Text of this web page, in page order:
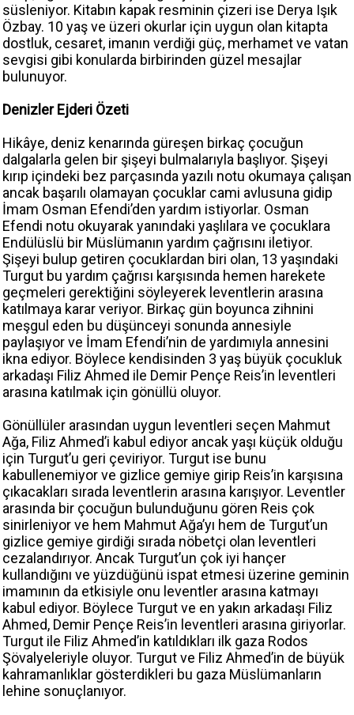
süsleniyor. Kitabın kapak resminin çizeri ise Derya Işık
Özbay. 10 yaş ve üzeri okurlar için uygun olan kitapta
dostluk, cesaret, imanın verdiği güç, merhamet ve vatan
sevgisi gibi konularda birbirinden güzel mesajlar
bulunuyor.
Denizler Ejderi Özeti
Hikâye, deniz kenarında güreşen birkaç çocuğun
dalgalarla gelen bir şişeyi bulmalarıyla başlıyor. Şişeyi
kırıp içindeki bez parçasında yazılı notu okumaya çalışan
ancak başarılı olamayan çocuklar cami avlusuna gidip
İmam Osman Efendi’den yardım istiyorlar. Osman
Efendi notu okuyarak yanındaki yaşlılara ve çocuklara
Endülüslü bir Müslümanın yardım çağrısını iletiyor.
Şişeyi bulup getiren çocuklardan biri olan, 13 yaşındaki
Turgut bu yardım çağrısı karşısında hemen harekete
geçmeleri gerektiğini söyleyerek leventlerin arasına
katılmaya karar veriyor. Birkaç gün boyunca zihnini
meşgul eden bu düşünceyi sonunda annesiyle
paylaşıyor ve İmam Efendi’nin de yardımıyla annesini
ikna ediyor. Böylece kendisinden 3 yaş büyük çocukluk
arkadaşı Filiz Ahmed ile Demir Pençe Reis’in leventleri
arasına katılmak için gönüllü oluyor.
Gönüllüler arasından uygun leventleri seçen Mahmut
Ağa, Filiz Ahmed’i kabul ediyor ancak yaşı küçük olduğu
için Turgut’u geri çeviriyor. Turgut ise bunu
kabullenemiyor ve gizlice gemiye girip Reis’in karşısına
çıkacakları sırada leventlerin arasına karışıyor. Leventler
arasında bir çocuğun bulunduğunu gören Reis çok
sinirleniyor ve hem Mahmut Ağa’yı hem de Turgut’un
gizlice gemiye girdiği sırada nöbetçi olan leventleri
cezalandırıyor. Ancak Turgut’un çok iyi hançer
kullandığını ve yüzdüğünü ispat etmesi üzerine geminin
imamının da etkisiyle onu leventler arasına katmayı
kabul ediyor. Böylece Turgut ve en yakın arkadaşı Filiz
Ahmed, Demir Pençe Reis’in leventleri arasına giriyorlar.
Turgut ile Filiz Ahmed’in katıldıkları ilk gaza Rodos
Şövalyeleriyle oluyor. Turgut ve Filiz Ahmed’in de büyük
kahramanlıklar gösterdikleri bu gaza Müslümanların
lehine sonuçlanıyor.